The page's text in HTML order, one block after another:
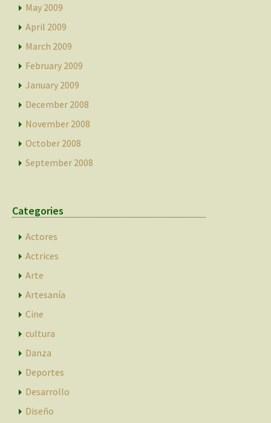
May 2009
April 2009
March 2009
February 2009
January 2009
December 2008
November 2008
October 2008
September 2008
Categories
Actores
Actrices
Arte
Artesanía
Cine
cultura
Danza
Deportes
Desarrollo
Diseño